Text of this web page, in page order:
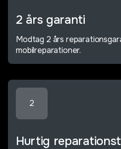
2 års garanti
Modtag 2 års
mobilreparationer.
2
Hurtig